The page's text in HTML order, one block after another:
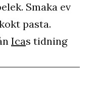
Smaka ev
pasta.
Icas tidning